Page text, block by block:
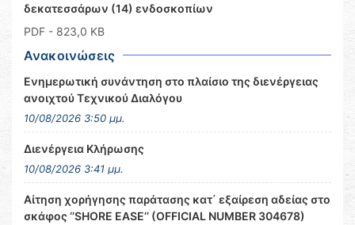
δεκατεσσάρων (14) ενδοσκοπίων
PDF - 823,0 KB
Ανακοινώσεις
Ενημερωτική συνάντηση στο πλαίσιο της διενέργειας
ανοιχτού Τεχνικού Διαλόγου
10/08/2026 3:50 μμ.
Διενέργεια Κλήρωσης
10/08/2026 3:41 μμ.
Αίτηση χορήγησης παράτασης κατ΄ εξαίρεση αδείας στο
σκάφος ‘’SHORE EASE’’ (OFFICIAL NUMBER 304678)